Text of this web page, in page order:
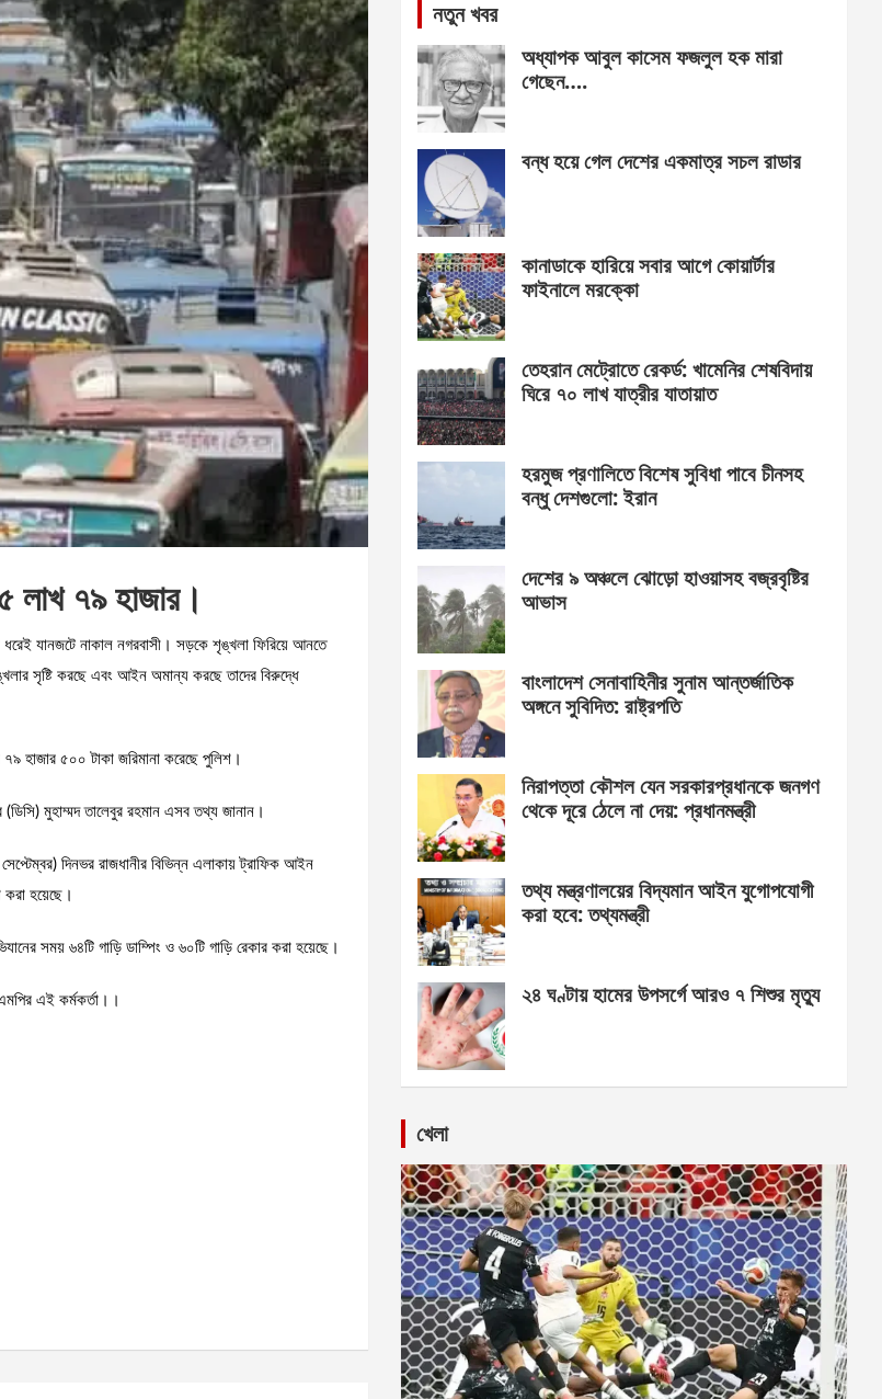
লাখ ৭৯ হাজার।
যানজটে নাকাল নগরবাসী। সড়কে শৃঙ্খলা ফিরিয়ে আনতে
সৃষ্টি করছে এবং আইন অমান্য করছে তাদের বিরুদ্ধে
হাজার ৫০০ টাকা জরিমানা করেছে পুলিশ।
(ডিসি) মুহাম্মদ তালেবুর রহমান এসব তথ্য জানান।
দিনভর রাজধানীর বিভিন্ন এলাকায় ট্রাফিক আইন
করা হয়েছে।
সময় ৬৪টি গাড়ি ডাম্পিং ও ৬০টি গাড়ি রেকার করা হয়েছে।
এই কর্মকর্তা।।
নতুন খবর
অধ্যাপক আবুল কাসেম ফজলুল হক মারা
গেছেন….
বন্ধ হয়ে গেল দেশের একমাত্র সচল রাডার
কানাডাকে হারিয়ে সবার আগে কোয়ার্টার
ফাইনালে মরক্কো
তেহরান মেট্রোতে রেকর্ড: খামেনির শেষবিদায়
ঘিরে ৭০ লাখ যাত্রীর যাতায়াত
হরমুজ প্রণালিতে বিশেষ সুবিধা পাবে চীনসহ
বন্ধু দেশগুলো: ইরান
দেশের ৯ অঞ্চলে ঝোড়ো হাওয়াসহ বজ্রবৃষ্টির
আভাস
বাংলাদেশ সেনাবাহিনীর সুনাম আন্তর্জাতিক
অঙ্গনে সুবিদিত: রাষ্ট্রপতি
নিরাপত্তা কৌশল যেন সরকারপ্রধানকে জনগণ
থেকে দূরে ঠেলে না দেয়: প্রধানমন্ত্রী
তথ্য মন্ত্রণালয়ের বিদ্যমান আইন যুগোপযোগী
করা হবে: তথ্যমন্ত্রী
২৪ ঘণ্টায় হামের উপসর্গে আরও ৭ শিশুর মৃত্যু
খেলা